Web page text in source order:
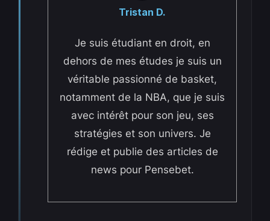
Tristan D.
Je suis étudiant en droit, en
dehors de mes études je suis un
véritable passionné de basket,
notamment de la NBA, que je suis
avec intérêt pour son jeu, ses
stratégies et son univers. Je
rédige et publie des articles de
news pour Pensebet.